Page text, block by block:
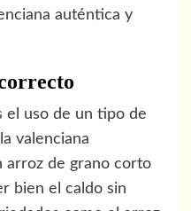
auténtica y
el uso de un tipo de
valenciana
arroz de grano corto
bien el caldo sin